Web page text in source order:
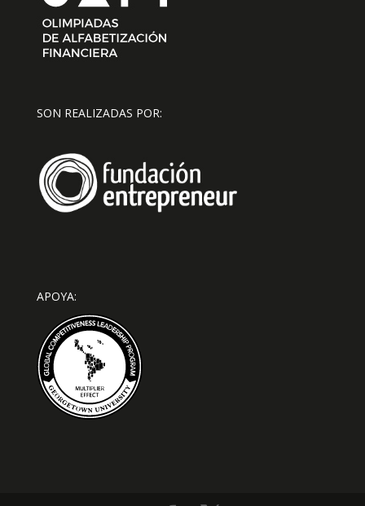
SON REALIZADAS POR:
APOYA: